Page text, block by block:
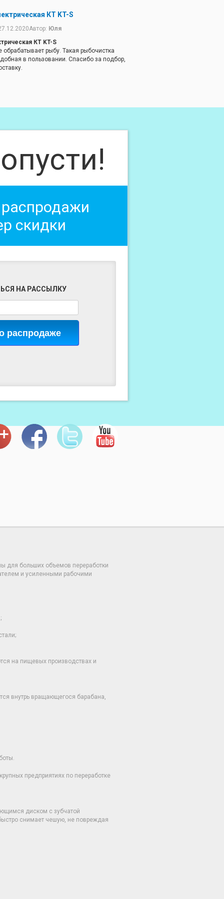
КТ KT-S
Автор: Юля
КТ KT-S
рыбу. Такая рыбочистка
в пользовании. Спасибо за подбор,
скидки
НА РАССЫЛКУ
распродаже
больших объемов переработки
и усиленными рабочими
на пищевых производствах и
внутрь вращающегося барабана,
предприятиях по переработке
диском с зубчатой
снимает чешую, не повреждая